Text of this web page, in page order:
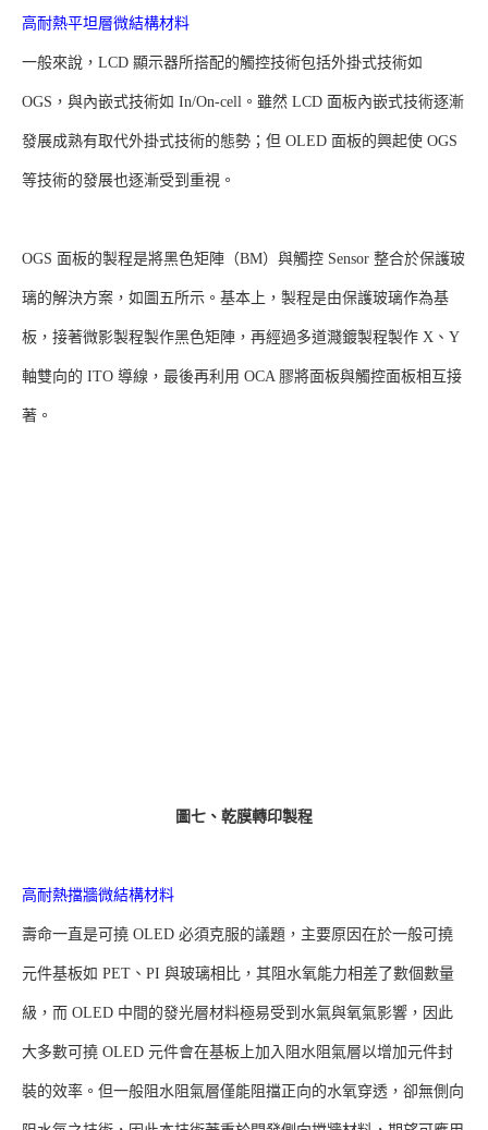
高耐熱平坦層微結構材料
一般來說，LCD 顯示器所搭配的觸控技術包括外掛式技術如
OGS，與內嵌式技術如 In/On-cell。雖然 LCD 面板內嵌式技術逐漸
發展成熟有取代外掛式技術的態勢；但 OLED 面板的興起使 OGS
等技術的發展也逐漸受到重視。
OGS 面板的製程是將黑色矩陣（BM）與觸控 Sensor 整合於保護玻
璃的解決方案，如圖五所示。基本上，製程是由保護玻璃作為基
板，接著微影製程製作黑色矩陣，再經過多道濺鍍製程製作 X、Y
軸雙向的 ITO 導線，最後再利用 OCA 膠將面板與觸控面板相互接
著。
圖七、乾膜轉印製程
高耐熱擋牆微結構材料
壽命一直是可撓 OLED 必須克服的議題，主要原因在於一般可撓
元件基板如 PET、PI 與玻璃相比，其阻水氧能力相差了數個數量
級，而 OLED 中間的發光層材料極易受到水氣與氧氣影響，因此
大多數可撓 OLED 元件會在基板上加入阻水阻氣層以增加元件封
裝的效率。但一般阻水阻氣層僅能阻擋正向的水氧穿透，卻無側向